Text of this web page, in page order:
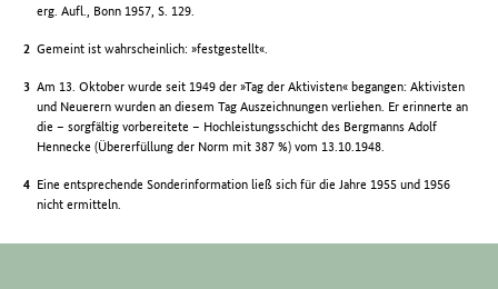
erg. Aufl., Bonn 1957, S. 129.
Gemeint ist wahrscheinlich: »festgestellt«.
Am 13. Oktober wurde seit 1949 der »Tag der Aktivisten« begangen: Aktivisten
und Neuerern wurden an diesem Tag Auszeichnungen verliehen. Er erinnerte an
die – sorgfältig vorbereitete – Hochleistungsschicht des Bergmanns Adolf
Hennecke (Übererfüllung der Norm mit 387 %) vom 13.10.1948.
Eine entsprechende Sonderinformation ließ sich für die Jahre 1955 und 1956
nicht ermitteln.